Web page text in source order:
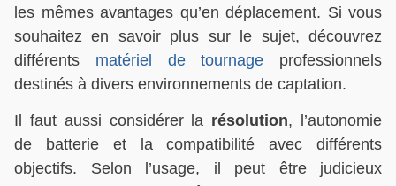
les mêmes avantages qu’en déplacement. Si vous
souhaitez en savoir plus sur le sujet, découvrez
différents matériel de tournage professionnels
destinés à divers environnements de captation.
Il faut aussi considérer la résolution, l’autonomie
de batterie et la compatibilité avec différents
objectifs. Selon l’usage, il peut être judicieux